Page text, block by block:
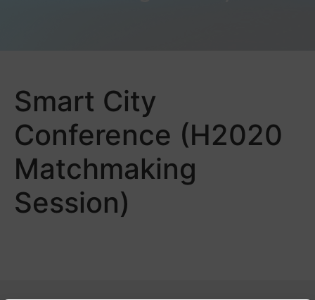
Smart City
Conference (H2020
Matchmaking
Session)